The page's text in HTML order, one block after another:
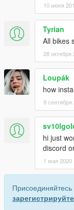
10 июня
Tyrian
All bikes
28 октября
Loupák
how
9 сентября
hi just
discord
1 мая 2020